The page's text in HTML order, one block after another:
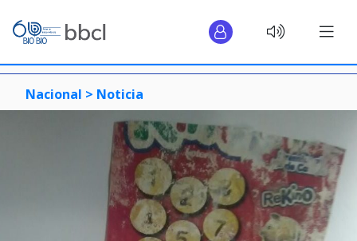
Nacional > Noticia